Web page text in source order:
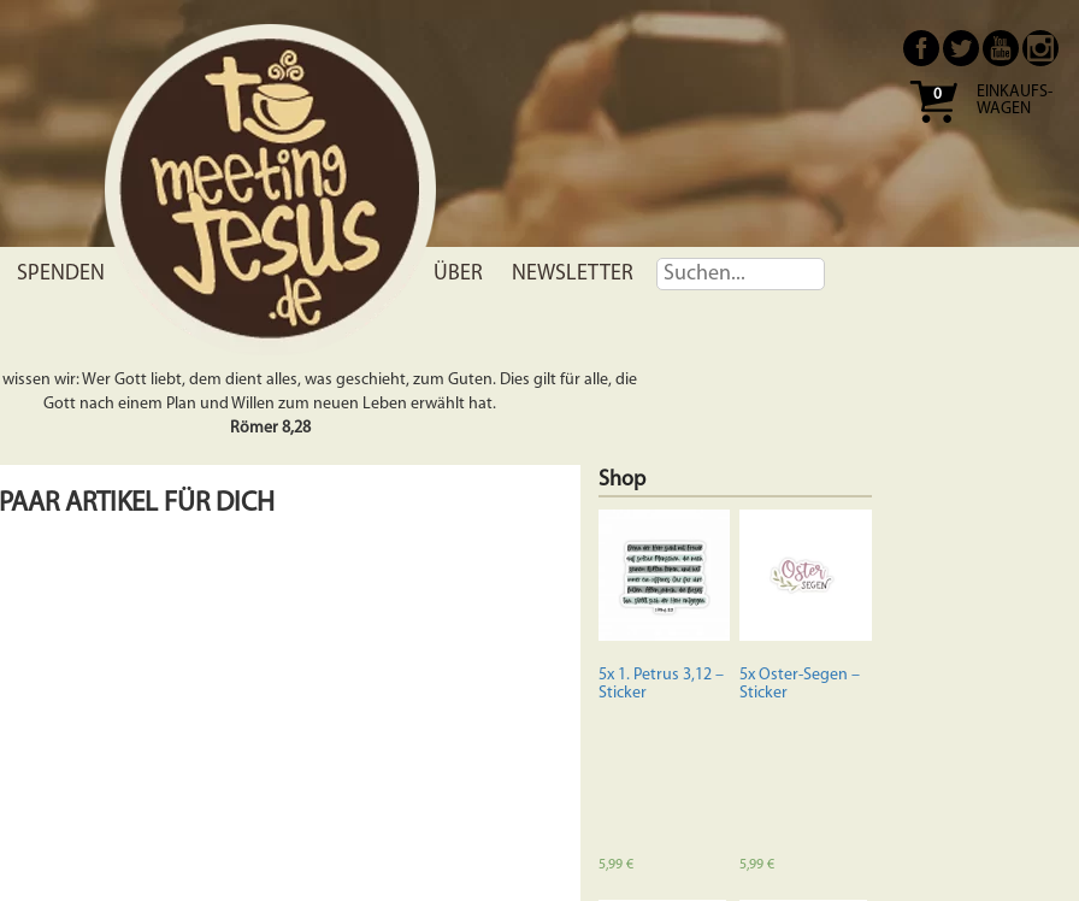
0
EINKAUFS-
WAGEN
SPENDEN ÜBER NEWSLETTER
wir: Wer Gott liebt, dem dient alles, was geschieht, zum Guten. Dies gilt für alle, die
Gott nach einem Plan und Willen zum neuen Leben erwählt hat.
Römer 8,28
ARTIKEL FÜR DICH
Shop
5x 1. Petrus 3,12 –
Sticker
5,99 €
5x Oster-Segen –
Sticker
5,99€